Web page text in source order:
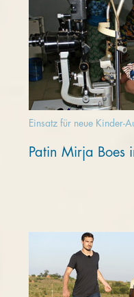
Einsatz für neue Kinder-
Patin Mirja Boes